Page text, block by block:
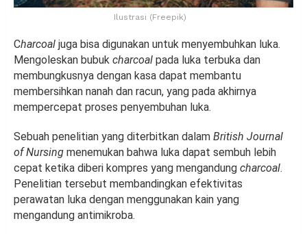
Ilustrasi (Freepik)
Charcoal juga bisa digunakan untuk menyembuhkan luka.
Mengoleskan bubuk charcoal pada luka terbuka dan
membungkusnya dengan kasa dapat membantu
membersihkan nanah dan racun, yang pada akhirnya
mempercepat proses penyembuhan luka.
Sebuah penelitian yang diterbitkan dalam British Journal
of Nursing menemukan bahwa luka dapat sembuh lebih
cepat ketika diberi kompres yang mengandung charcoal.
Penelitian tersebut membandingkan efektivitas
perawatan luka dengan menggunakan kain yang
mengandung antimikroba.